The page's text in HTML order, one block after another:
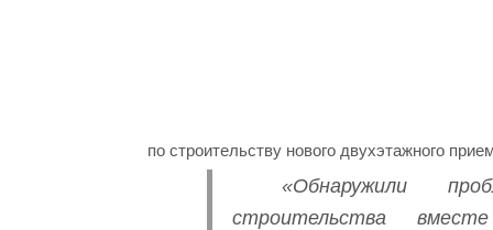
по строительству нового двухэтажного
«Обнаружили
строительства